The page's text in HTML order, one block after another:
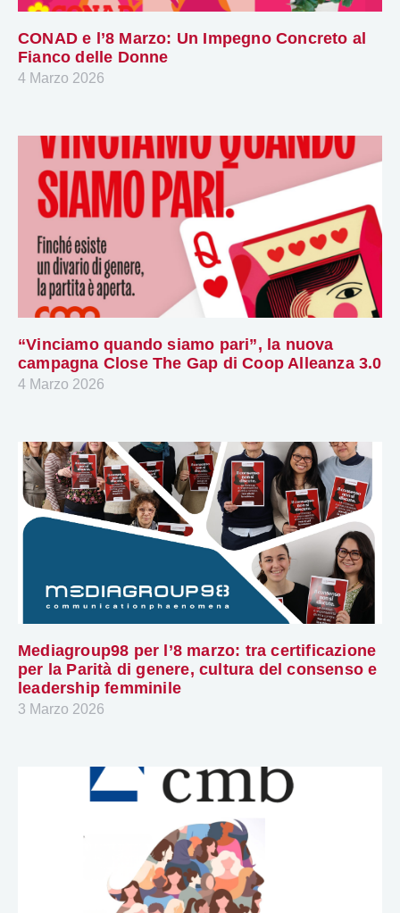
CONAD e l’8 Marzo: Un Impegno Concreto al
Fianco delle Donne
4 Marzo 2026
“Vinciamo quando siamo pari”, la nuova
campagna Close The Gap di Coop Alleanza 3.0
4 Marzo 2026
Mediagroup98 per l’8 marzo: tra certificazione
per la Parità di genere, cultura del consenso e
leadership femminile
3 Marzo 2026